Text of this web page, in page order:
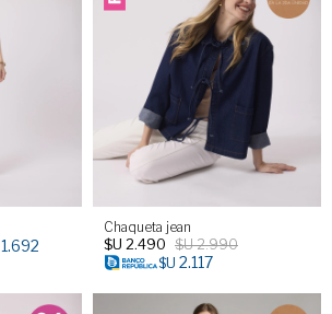
1.692
Chaqueta jean
$U 2.490 $U2.990
$U 2.117